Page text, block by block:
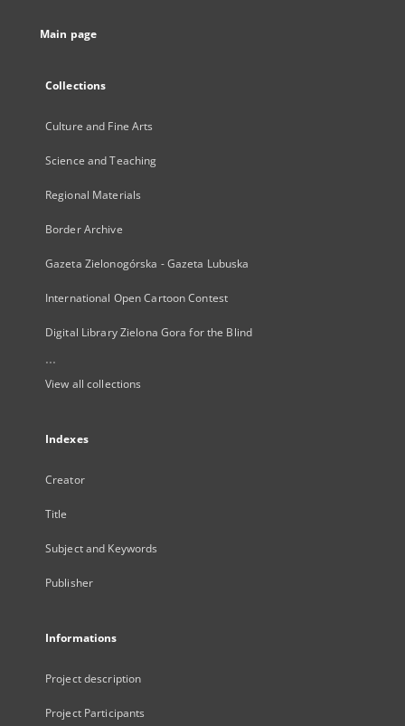
Main page
Collections
Culture and Fine Arts
Science and Teaching
Regional Materials
Border Archive
Gazeta Zielonogórska - Gazeta Lubuska
International Open Cartoon Contest
Digital Library Zielona Gora for the Blind
...
View all collections
Indexes
Creator
Title
Subject and Keywords
Publisher
Informations
Project description
Project Participants